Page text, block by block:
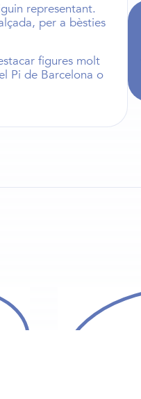
representant.
per a bèsties
figures molt
Pi de Barcelona o